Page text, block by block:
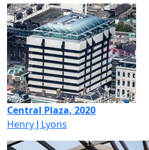
Central Plaza, 2020
Henry J Lyons